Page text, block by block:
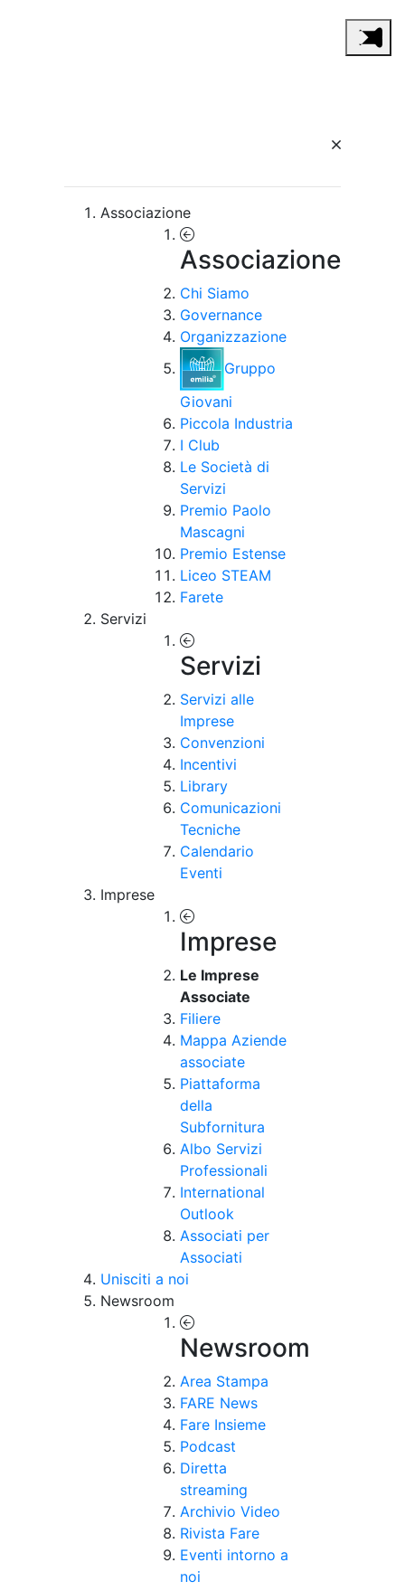
Associazione
Associazione
Chi Siamo
Governance
Organizzazione
Gruppo
Giovani
Piccola Industria
I Club
Le Società di
Servizi
Premio Paolo
Mascagni
Premio Estense
Liceo STEAM
Farete
Servizi
Servizi
Servizi alle
Imprese
Convenzioni
Incentivi
Library
Comunicazioni
Tecniche
Calendario
Eventi
Imprese
Imprese
Le Imprese
Associate
Filiere
Mappa Aziende
associate
Piattaforma
della
Subfornitura
Albo Servizi
Professionali
International
Outlook
Associati per
Associati
Unisciti a noi
Newsroom
Newsroom
Area Stampa
FARE News
Fare Insieme
Podcast
Diretta
streaming
Archivio Video
Rivista Fare
Eventi intorno a
noi